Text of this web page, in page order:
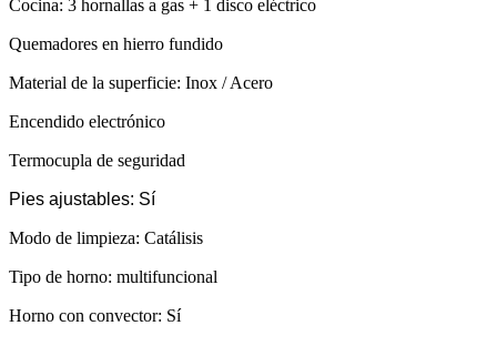
Cocina: 3 hornallas a gas + 1 disco eléctrico
Quemadores en hierro fundido
Material de la superficie: Inox / Acero
Encendido electrónico
Termocupla de seguridad
Pies ajustables: Sí
Modo de limpieza: Catálisis
Tipo de horno: multifuncional
Horno con convector: Sí